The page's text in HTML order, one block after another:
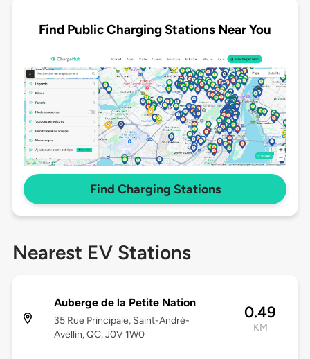
Find Public Charging Stations Near You
Find Charging Stations
Nearest EV Stations
Auberge de la Petite Nation
35 Rue Principale, Saint-André-
Avellin, QC, J0V 1W0
0.49
KM